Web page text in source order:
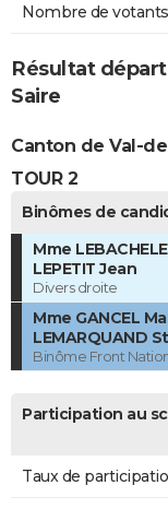
Nombre de votants
Résultat
Saire
Canton de Val-
TOUR 2
Binômes de
Mme
LEPETIT Jean
Divers droite
Mme GANCEL
LEMARQUAND
Binôme Front
Participation au
Taux de